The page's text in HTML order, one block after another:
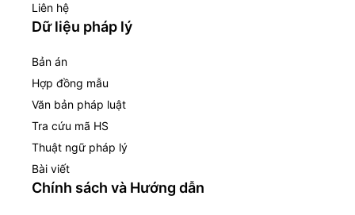
Liên hệ
Dữ liệu pháp lý
Bản án
Hợp đồng mẫu
Văn bản pháp luật
Tra cứu mã HS
Thuật ngữ pháp lý
Bài viết
Chính sách và Hướng dẫn